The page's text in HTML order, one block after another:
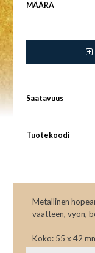
MÄÄRÄ
Saatavuus
Tuotekoodi
Metallinen
vaatteen, vyön,
Koko: 55 x 42